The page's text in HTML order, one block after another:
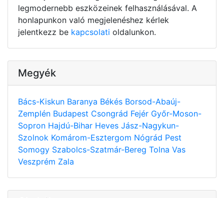
legmodernebb eszközeinek felhasználásával. A
honlapunkon való megjelenéshez kérlek
jelentkezz be kapcsolati oldalunkon.
Megyék
Bács-Kiskun Baranya Békés Borsod-Abaúj-
Zemplén Budapest Csongrád Fejér Győr-Moson-
Sopron Hajdú-Bihar Heves Jász-Nagykun-
Szolnok Komárom-Esztergom Nógrád Pest
Somogy Szabolcs-Szatmár-Bereg Tolna Vas
Veszprém Zala